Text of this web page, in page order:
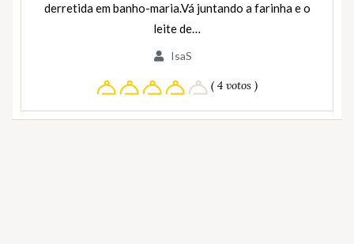
derretida em banho-maria.Vá juntando a farinha e o
leite de…
IsaS
( 4 votos )